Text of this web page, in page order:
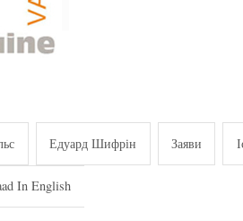
Едуард Шифрін Заяви
In English